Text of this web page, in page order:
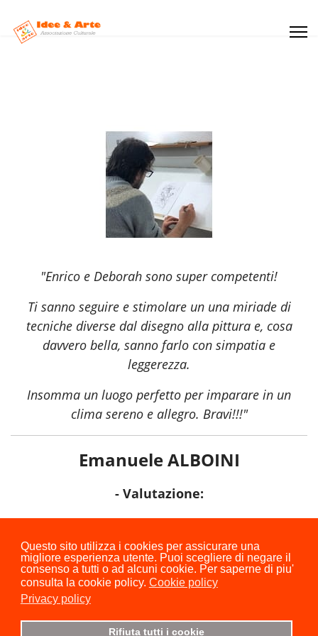
Questo sito utilizza i cookies per assicurare una
migliore esperienza utente. Puoi scegliere di negare il
consenso a tutti o ad alcuni cookie. Per saperne di piu'
consulta la cookie policy. Cookie policy
Privacy policy
Rifiuta tutti i cookie
"Enrico e Deborah sono super competenti!
Ti sanno seguire e stimolare un una miriade di
tecniche diverse dal disegno alla pittura e, cosa
davvero bella, sanno farlo con simpatia e
leggerezza.
Insomma un luogo perfetto per imparare in un
clima sereno e allegro. Bravi!!!"
Emanuele ALBOINI
- Valutazione:
⭐ ⭐ ⭐ ⭐ ⭐